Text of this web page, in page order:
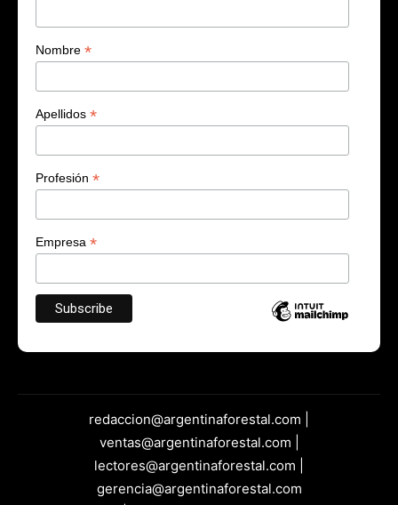
Nombre *
Apellidos *
Profesión *
Empresa *
redaccion@argentinaforestal.com |
ventas@argentinaforestal.com |
lectores@argentinaforestal.com |
gerencia@argentinaforestal.com